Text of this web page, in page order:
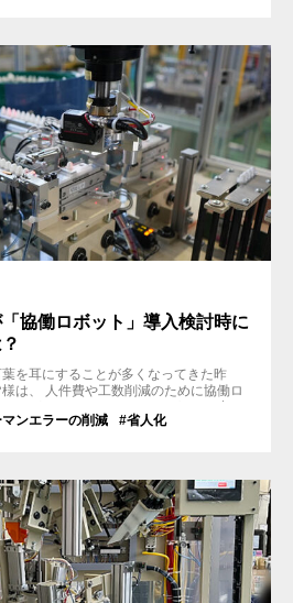
協働ロボット」導入検討時に
葉を耳にすることが多くなってきた昨
は、 人件費や工数削減のために協働ロ
から導入に踏み出せない方や、そもそ
ンエラーの削減
#省人化